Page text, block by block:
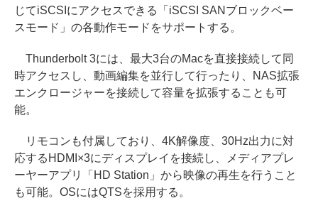
じてiSCSIにアクセスできる「iSCSI SANブロックベー
スモード」の各動作モードをサポートする。
Thunderbolt 3には、最大3台のMacを直接接続して同
時アクセスし、動画編集を並行して行ったり、NAS拡張
エンクロージャーを接続して容量を拡張することも可
能。
リモコンも付属しており、4K解像度、30Hz出力に対
応するHDMI×3にディスプレイを接続し、メディアプレ
ーヤーアプリ「HD Station」から映像の再生を行うこと
も可能。OSにはQTSを採用する。